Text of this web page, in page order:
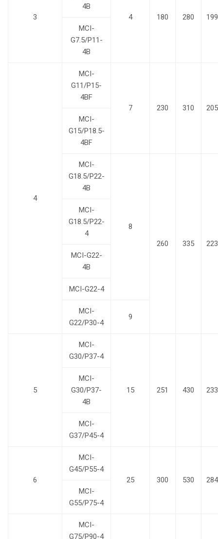
3
4B
4
180 280
199
MCI-
G7.5/P11-
4B
4
MCI-
G11/P15-
4BF
7
230 310
205
MCI-
G15/P18.5-
4BF
MCI-
G18.5/P22-
4B
8
260
335 223
MCI-
G18.5/P22-
4
MCI-G22-
4B
MCI-G22-4
MCI-
G22/P30-4
9
5
MCI-
G30/P37-4
15 251 430 233
MCI-
G30/P37-
4B
MCI-
G37/P45-4
6
MCI-
G45/P55-4
25
300 530
284
MCI-
G55/P75-4
MCI-
G75/P90-4